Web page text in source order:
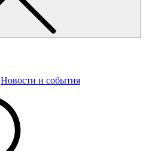
Новости и события